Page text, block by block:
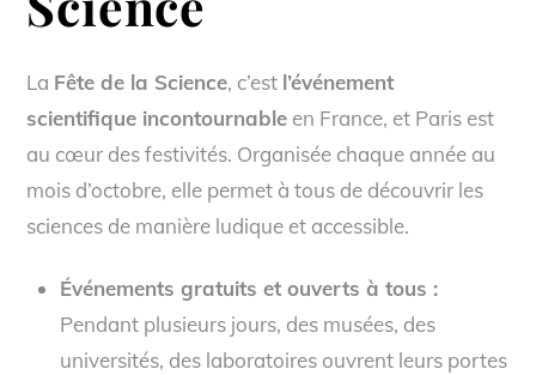
La Fête de la Science, c’est l’événement
scientifique incontournable en France, et Paris est
au cœur des festivités. Organisée chaque année au
mois d’octobre, elle permet à tous de découvrir les
sciences de manière ludique et accessible.
Événements gratuits et ouverts à tous :
Pendant plusieurs jours, des musées, des
universités, des laboratoires ouvrent leurs portes